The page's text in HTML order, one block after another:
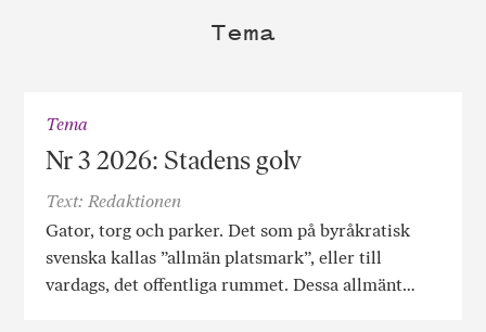
Tema
Tema
Nr 3 2026: Stadens golv
Text: Redaktionen
Gator, torg och parker. Det som på byråkratisk
svenska kallas ”allmän platsmark”, eller till
vardags, det offentliga rummet. Dessa allmänt…